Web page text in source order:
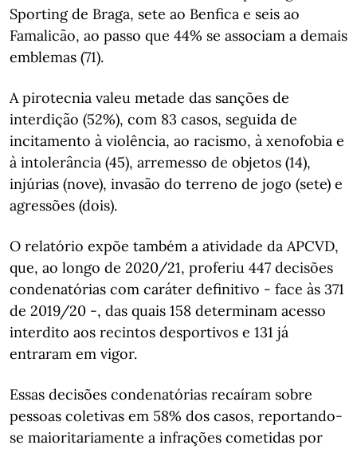
Sporting de Braga, sete ao Benfica e seis ao
Famalicão, ao passo que 44% se associam a demais
emblemas (71).
A pirotecnia valeu metade das sanções de
interdição (52%), com 83 casos, seguida de
incitamento à violência, ao racismo, à xenofobia e
à intolerância (45), arremesso de objetos (14),
injúrias (nove), invasão do terreno de jogo (sete) e
agressões (dois).
O relatório expõe também a atividade da APCVD,
que, ao longo de 2020/21, proferiu 447 decisões
condenatórias com caráter definitivo - face às 371
de 2019/20 -, das quais 158 determinam acesso
interdito aos recintos desportivos e 131 já
entraram em vigor.
Essas decisões condenatórias recaíram sobre
pessoas coletivas em 58% dos casos, reportando-
se maioritariamente a infrações cometidas por